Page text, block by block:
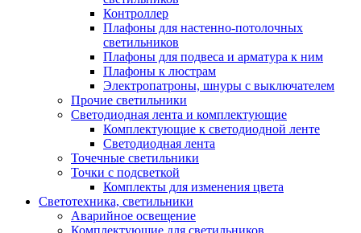
Контроллер
Плафоны для настенно-потолочных
светильников
Плафоны для подвеса и арматура к ним
Плафоны к люстрам
Электропатроны, шнуры с выключателем
Прочие светильники
Светодиодная лента и комплектующие
Комплектующие к светодиодной ленте
Светодиодная лента
Точечные светильники
Точки с подсветкой
Комплекты для изменения цвета
Светотехника, светильники
Аварийное освещение
Комплектующие для светильников